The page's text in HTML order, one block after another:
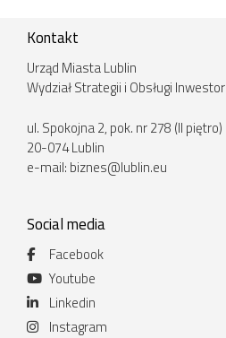
Kontakt
Urząd Miasta Lublin
Wydział Strategii i Obsługi
ul. Spokojna 2, pok. nr 278 (II piętro)
20-074 Lublin
e-mail: biznes@lublin.eu
Social media
Facebook
Youtube
Linkedin
Instagram